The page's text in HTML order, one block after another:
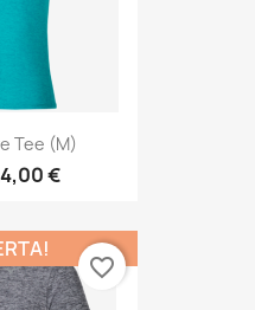
Tee (M)
€
favorite_border